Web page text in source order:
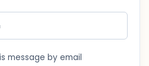
message by email